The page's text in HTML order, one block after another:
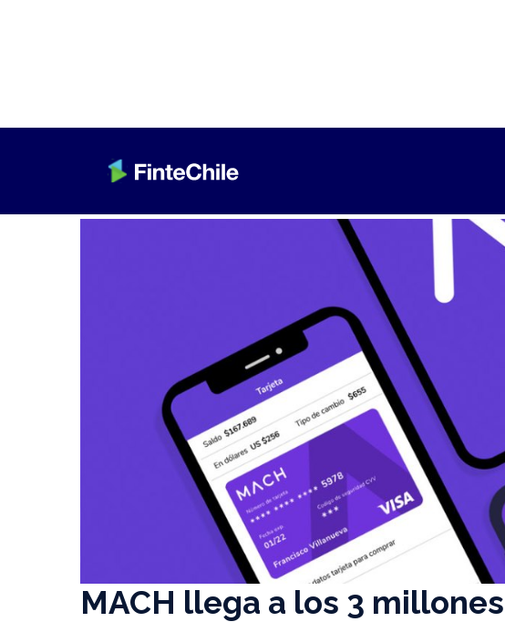
MACH llega a los 3